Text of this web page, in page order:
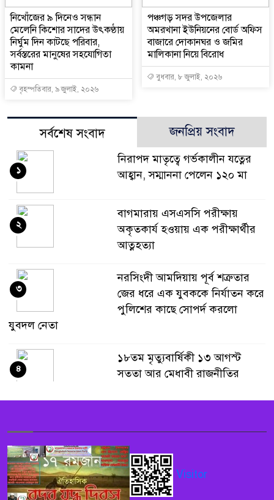
নিখোঁজের ৯ দিনেও সন্ধান
মেলেনি কিশোর সাদের উৎকণ্ঠায়
নির্ঘুম দিন কাটছে পরিবার,
সর্বস্তরের মানুষের সহযোগিতা
কামনা
বৃহস্পতিবার, ৯ জুলাই, ২০২৬
পঞ্চগড় সদর উপজেলার
অমরখানা ইউনিয়নের বোর্ড অফিস
বাজারে দোকানঘর ও জমির
মালিকানা নিয়ে বিরোধ
বুধবার, ৮ জুলাই, ২০২৬
সর্বশেষ সংবাদ জনপ্রিয় সংবাদ
নিরাপদ মাতৃত্বে গর্ভকালীন যত্নের
আহ্বান, সম্মাননা পেলেন ১২০ মা
১
বাগমারায় এসএসসি পরীক্ষায়
অকৃতকার্য হওয়ায় এক পরীক্ষার্থীর
আত্নহত্যা
২
নরসিংদী আমদিয়ায় পূর্ব শত্রুতার
জের ধরে এক যুবককে নির্যাতন করে
পুলিশের কাছে সোপর্দ করলো
যুবদল নেতা
৩
১৮তম মৃত্যুবার্ষিকী ১৩ আগস্ট
সততা আর মেধাবী রাজনীতির
৪
চাবি হস্তান্তর, অনুদান ও ত্রাণ বিতরণ
৫
চাঁপাইনবাবগঞ্জে জাল নোট তৈরির
৬
Visitor